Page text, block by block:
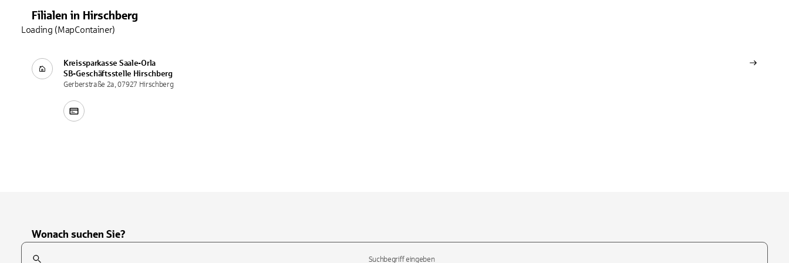
Filialen in Hirschberg
Kreissparkasse Saale-Orla
SB-Geschäftsstelle Hirschberg
Gerberstraße 2a, 07927 Hirschberg
Loading (MapContainer)
Wonach suchen Sie?
Suchfeld